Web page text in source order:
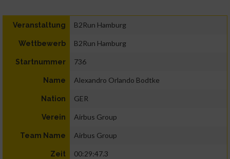
Veranstaltung B2Run Hamburg
Wettbewerb B2Run Hamburg
Startnummer 736
Name Alexandro Orlando Bodtke
Nation GER
Verein Airbus Group
Team Name Airbus Group
Zeit 00:29:47.3